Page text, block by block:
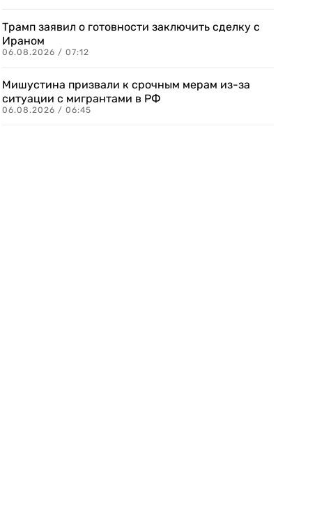
Трамп заявил о готовности заключить сделку с
Ираном
06.08.2026 / 07:12
Мишустина призвали к срочным мерам из-за
ситуации с мигрантами в РФ
06.08.2026 / 06:45